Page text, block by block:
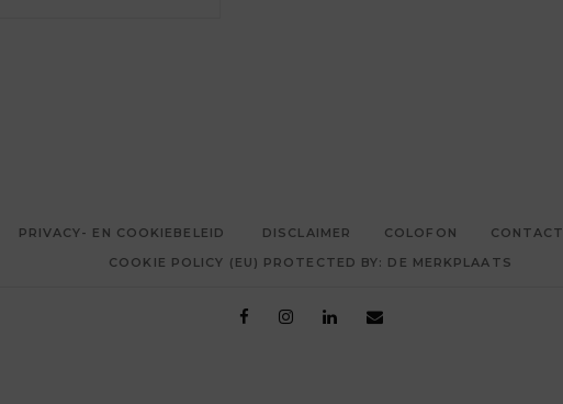
PRIVACY- EN COOKIEBELEID DISCLAIMER COLOFON CONTACT
COOKIE POLICY (EU) PROTECTED BY: DE MERKPLAATS